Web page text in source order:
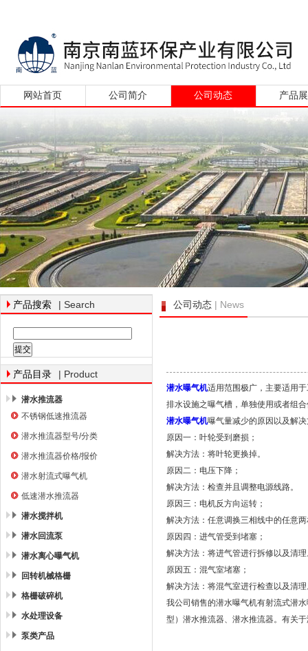
南京南蓝环保产业有限公司
网站首页 公司简介 公司动态 产品
产品搜索 | Search
产品目录 | Product
潜水推流器
不锈钢低速推流器
潜水推流器型号/分类
潜水推流器价格/报价
潜水射流式曝气机
低速潜水推流器
潜水搅拌机
潜水回流泵
潜水离心曝气机
回转机械格栅
格栅破碎机
水处理设备
泵类产品
公司动态 | News
潜水曝气机适用范围极广，主要适用
排水设施之曝气槽，单独使用或者组
潜水曝气机曝气量减少的原因以及解
原因一：叶轮受到磨损；
解决方法：将叶轮更换掉。
原因二：电压下降；
解决方法：检查并且调整电源线路。
原因三：电机反方向运转；
解决方法：任意调换三相线中的任意
原因四：进气管受到堵塞；
解决方法：将进气管进行拆修以及清
原因五：混气室堵塞；
解决方法：将混气室进行检查以及清
我公司销售的潜水曝气机有射流式潜
型）潜水推流器、潜水推流器。有关